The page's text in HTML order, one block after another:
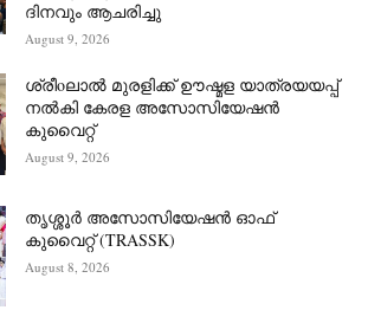
ദിനവും ആചരിച്ചു
August 9, 2026
ശ്രീoലാൽ മുരളിക്ക് ഊഷ്മള യാത്രയയപ്പ്
നൽകി കേരള അസോസിയേഷൻ
കുവൈറ്റ്
August 9, 2026
തൃശ്ശൂർ അസോസിയേഷൻ ഓഫ്
കുവൈറ്റ്‌ (TRASSK)
August 8, 2026